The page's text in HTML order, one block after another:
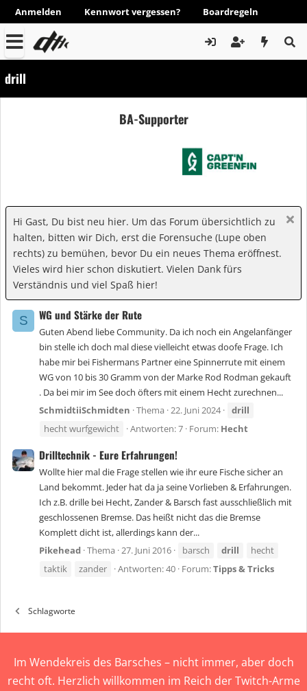
Anmelden Kennwort vergessen? Boardregeln
drill
BA-Supporter
Hi Gast, Du bist neu hier. Um das Forum übersichtlich zu
halten, bitten wir Dich, erst die Forensuche (Lupe oben
rechts) zu bemühen, bevor Du ein neues Thema eröffnest.
Vieles wird hier schon diskutiert. Vielen Dank fürs
Verständnis und viel Spaß hier!
S WG und Stärke der Rute
Guten Abend liebe Community. Da ich noch ein Angelanfänger
bin stelle ich doch mal diese vielleicht etwas doofe Frage. Ich
habe mir bei Fishermans Partner eine Spinnerrute mit einem
WG von 10 bis 30 Gramm von der Marke Rod Rodman gekauft
. Da bei mir im See doch öfters mit einem Hecht zurechnen...
SchmidtiiSchmidten Thema 22. Juni 2024
drill
hecht wurfgewicht
Antworten: 7 Forum: Hecht
Drilltechnik - Eure Erfahrungen!
Wollte hier mal die Frage stellen wie ihr eure Fische sicher an
Land bekommt. Jeder hat da ja seine Vorlieben & Erfahrungen.
Ich z.B. drille bei Hecht, Zander & Barsch fast ausschließlich mit
geschlossenen Bremse. Das heißt nicht das die Bremse
Komplett dicht ist, allerdings kann der...
Pikehead Thema 27. Juni 2016 barsch drill
hecht
taktik
zander Antworten: 40 Forum:Tipps & Tricks
Schlagworte
Im Wendekreis des Barsches – nicht immer, aber doch
recht oft. Herzlich willkommen im Reich der Twitch-Arme